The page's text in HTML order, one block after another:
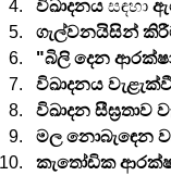
විඛාදනය සඳහා
ගැල්වනයිසින්
"බිලි දෙන
විඛාදනය
විඛාදන සීඝ්‍රතාව
මල නොබැඳෙන
කැතෝඩික